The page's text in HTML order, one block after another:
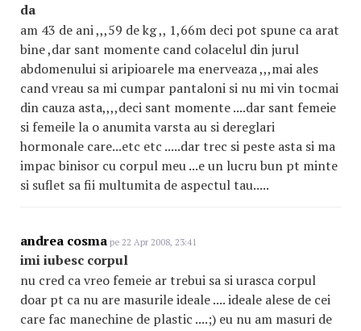
da
am 43 de ani ,,,59 de kg ,, 1,66m deci pot spune ca arat
bine ,dar sant momente cand colacelul din jurul
abdomenului si aripioarele ma enerveaza ,,,mai ales
cand vreau sa mi cumpar pantaloni si nu mi vin tocmai
din cauza asta,,,,deci sant momente ....dar sant femeie
si femeile la o anumita varsta au si dereglari
hormonale care...etc etc .....dar trec si peste asta si ma
impac binisor cu corpul meu ...e un lucru bun pt minte
si suflet sa fii multumita de aspectul tau.....
andrea cosma pe 22 Apr 2008, 23:41
imi iubesc corpul
nu cred ca vreo femeie ar trebui sa si urasca corpul
doar pt ca nu are masurile ideale .... ideale alese de cei
care fac manechine de plastic ....;) eu nu am masuri de